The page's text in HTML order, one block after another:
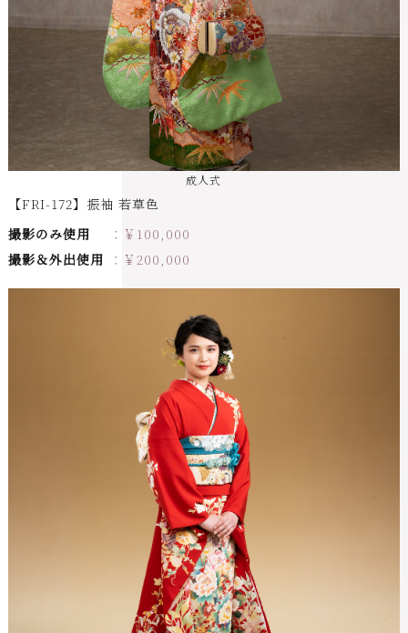
成人式
【FRI-172】振袖 若草色
撮影のみ使用
￥ 100,000
撮影＆外出使用
￥ 200,000